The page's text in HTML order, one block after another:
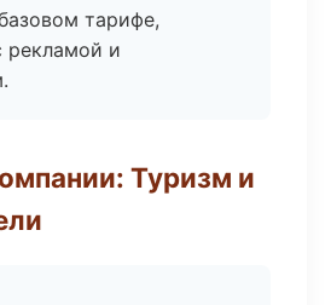
тарифе,
и
Туризм и